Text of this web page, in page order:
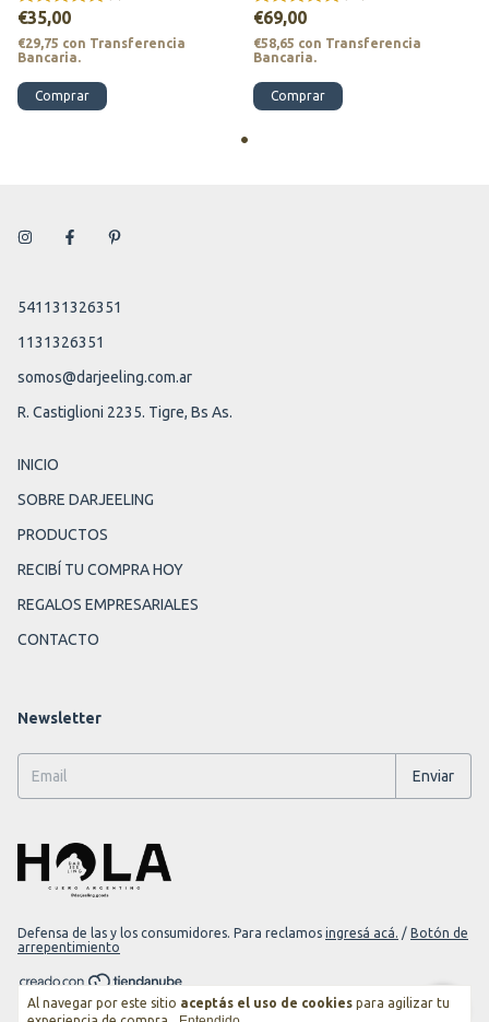
Al navegar por este sitio aceptás el uso de cookies para agilizar tu
€35,00
€29,75 con Transferencia
Bancaria.
Comprar
€69,00
€58,65 con Transferencia
Bancaria.
Comprar
541131326351
1131326351
somos@darjeeling.com.ar
R. Castiglioni 2235. Tigre, Bs As.
INICIO
SOBRE DARJEELING
PRODUCTOS
RECIBÍ TU COMPRA HOY
REGALOS EMPRESARIALES
CONTACTO
Newsletter
Defensa de las y los consumidores. Para reclamos ingresá acá. / Botón de
arrepentimiento
Copyright Darjeeling Goods - 2026. Todos los derechos reservados.